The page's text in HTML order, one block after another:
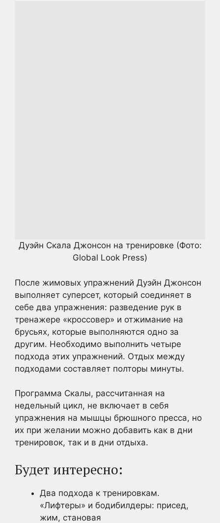
Дуэйн Скала Джонсон на тренировке (Фото:
Global Look Press)
После жимовых упражнений Дуэйн Джонсон
выполняет суперсет, который соединяет в
себе два упражнения: разведение рук в
тренажере «кроссовер» и отжимание на
брусьях, которые выполняются одно за
другим. Необходимо выполнить четыре
подхода этих упражнений. Отдых между
подходами составляет полторы минуты.
Программа Скалы, рассчитанная на
недельный цикл, не включает в себя
упражнения на мышцы брюшного пресса, но
их при желании можно добавить как в дни
тренировок, так и в дни отдыха.
Будет интересно:
Два подхода к тренировкам.
«Лифтеры» и бодибилдеры: присед,
жим, становая